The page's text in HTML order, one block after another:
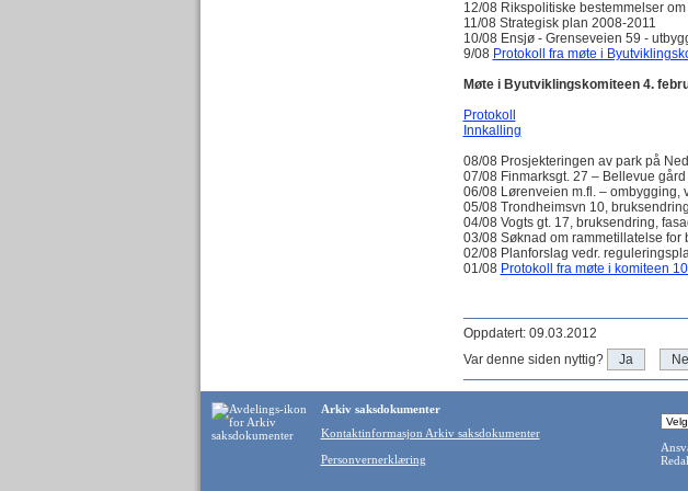
12/08 Rikspolitiske bestemmelser
11/08 Strategisk plan 2008-2011
10/08 Ensjø - Grenseveien 59 -
9/08 Protokoll fra møte i
Møte i Byutviklingskomiteen 4.
Protokoll
Innkalling
08/08 Prosjekteringen av park på
07/08 Finmarksgt. 27 – Bellevue
06/08 Lørenveien m.fl. – ombygging,
05/08 Trondheimsvn 10,
04/08 Vogts gt. 17, bruksendring,
03/08 Søknad om rammetillatelse
02/08 Planforslag vedr.
01/08 Protokoll fra møte i komiteen
Oppdatert: 09.03.2012
Var denne siden nyttig? Ja
Arkiv saksdokumenter
Kontaktinformasjon Arkiv saksdokumenter
Personvernerklæring